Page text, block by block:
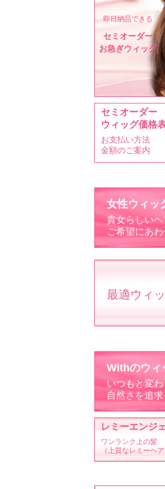
即日納品できる
セミオーダー
お急ぎウィッグ
セミオーダー
ウィッグ価格
お支払い方法
金額のご案内
女性ウィッ
貴女らしい
ご希望にあ
最適ウィ
Withのウィ
いつもと変
自然さを追
レミーエンジ
ワンランク上の髪
（上質なレミーヘア